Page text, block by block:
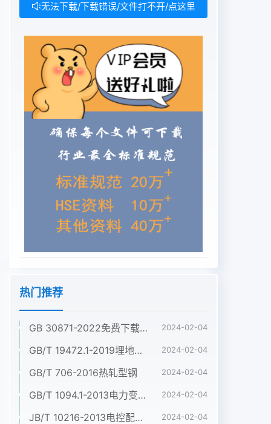
无法下载/下载错误/文件打不开/点这里
热门推荐
GB 30871-2022免费下载危险化学品企业特殊作业安全规范 2024-02-04
GB/T 19472.1-2019埋地用聚乙烯(PE)结构壁管道系统 第1部分:聚乙烯双壁波纹管材 2024-02-04
GB/T 706-2016热轧型钢 2024-02-04
GB/T 1094.1-2013电力变压器 第1部分:总则 2024-02-04
JB/T 10216-2013电控配电用电缆桥架 2024-02-04